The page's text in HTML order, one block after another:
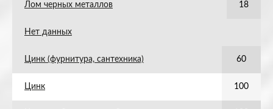
Лом черных металлов 18
Нет данных
Цинк (фурнитура, сантехника) 60
Цинк 100